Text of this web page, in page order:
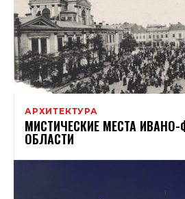
АРХИТЕКТУРА
МИСТИЧЕСКИЕ МЕСТА
ОБЛАСТИ